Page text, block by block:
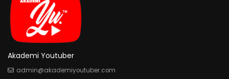
Akademi Youtuber
admin@akademiyoutuber.com